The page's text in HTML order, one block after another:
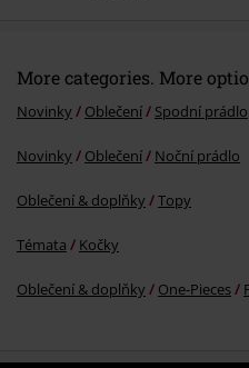
More categories. More
Novinky Oblečení Spodní prádlo
Novinky Oblečení Noční prádlo
Oblečení & doplňky Topy
Témata Kočky
Oblečení & doplňky One-Pieces